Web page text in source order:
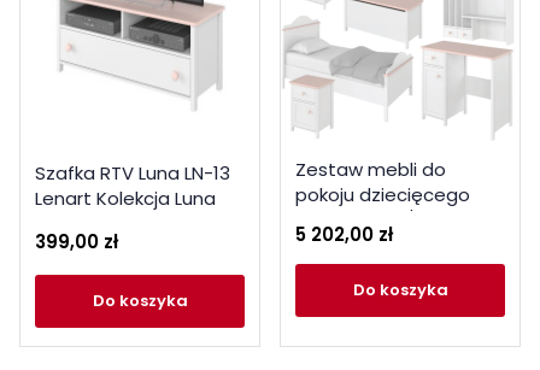
Szafka RTV Luna LN-13
Lenart Kolekcja Luna
399,00 zł
do koszyka
Zestaw mebli do
pokoju dziecięcego
5 202,00 zł
do koszyka